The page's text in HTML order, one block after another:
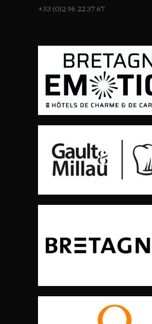
+33 (0)2 96 22 37 67